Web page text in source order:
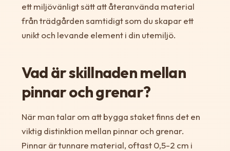
ett miljövänligt sätt att återanvända material
från trädgården samtidigt som du skapar ett
unikt och levande element i din utemiljö.
Vad är skillnaden mellan
pinnar och grenar?
När man talar om att bygga staket finns det en
viktig distinktion mellan pinnar och grenar.
Pinnar är tunnare material, oftast 0,5-2 cm i